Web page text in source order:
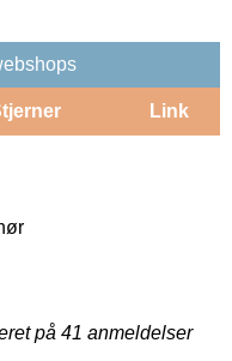
Link
på 41 anmeldelser